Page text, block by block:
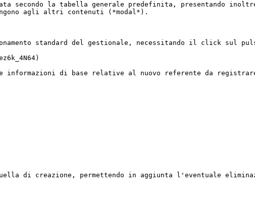
secondo la tabella generale predefinita, presentando
agli altri contenuti (*modal*).
standard del gestionale, necessitando il click sul
informazioni di base relative al nuovo referente da
di creazione, permettendo in aggiunta l'eventuale